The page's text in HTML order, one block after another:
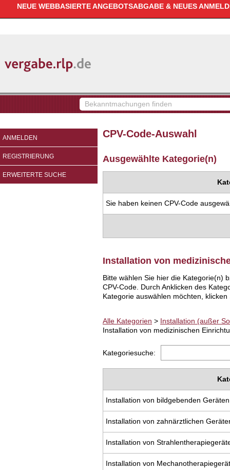
NEUE WEBBASIERTE ANGEBOTSABGABE & NEUES
Bekanntmachungen
finden
ANMELDEN
REGISTRIERUNG
ERWEITERTE SUCHE
CPV-Code-Auswahl
Ausgewählte Kategorie(n)
Sie haben keinen CPV-Code
Installation von
Bitte wählen Sie hier die Kategorie(n)
CPV-Code. Durch Anklicken des
Kategorie auswählen möchten,
Alle Kategorien > Installation (außer
Installation von medizinischen
Kategoriesuche:
Installation von bildgebenden Geräten
Installation von zahnärztlichen
Installation von
Installation von